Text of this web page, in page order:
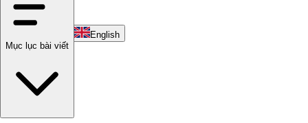
Liên hệ
English
Mục lục bài viết